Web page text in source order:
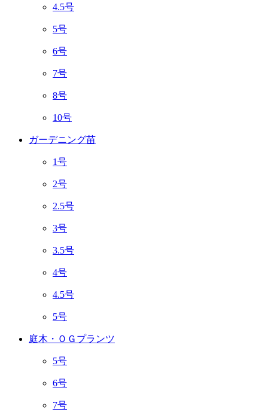
4.5号
5号
6号
7号
8号
10号
ガーデニング苗
1号
2号
2.5号
3号
3.5号
4号
4.5号
5号
庭木・ＯＧプランツ
5号
6号
7号